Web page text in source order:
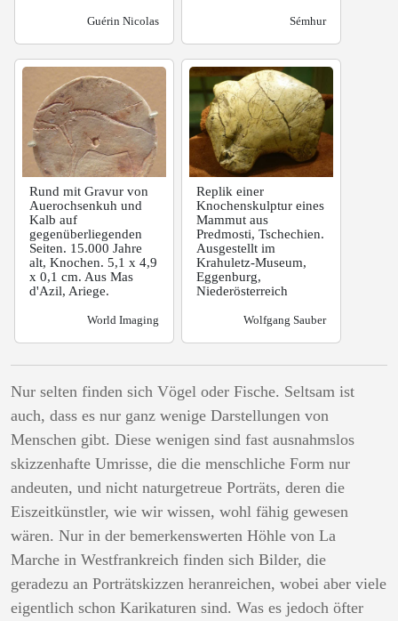
Guérin Nicolas Sémhur
Rund mit Gravur von
Auerochsenkuh und
Kalb auf
gegenüberliegenden
Seiten. 15.000 Jahre
alt, Knochen. 5,1 x 4,9
x 0,1 cm. Aus Mas
d'Azil, Ariege.
World Imaging
Replik einer
Knochenskulptur eines
Mammut aus
Predmosti, Tschechien.
Ausgestellt im
Krahuletz-Museum,
Eggenburg,
Niederösterreich
Wolfgang Sauber
Nur selten finden sich Vögel oder Fische. Seltsam ist
auch, dass es nur ganz wenige Darstellungen von
Menschen gibt. Diese wenigen sind fast ausnahmslos
skizzenhafte Umrisse, die die menschliche Form nur
andeuten, und nicht naturgetreue Porträts, deren die
Eiszeitkünstler, wie wir wissen, wohl fähig gewesen
wären. Nur in der bemerkenswerten Höhle von La
Marche in Westfrankreich finden sich Bilder, die
geradezu an Porträtskizzen heranreichen, wobei aber viele
eigentlich schon Karikaturen sind. Was es jedoch öfter